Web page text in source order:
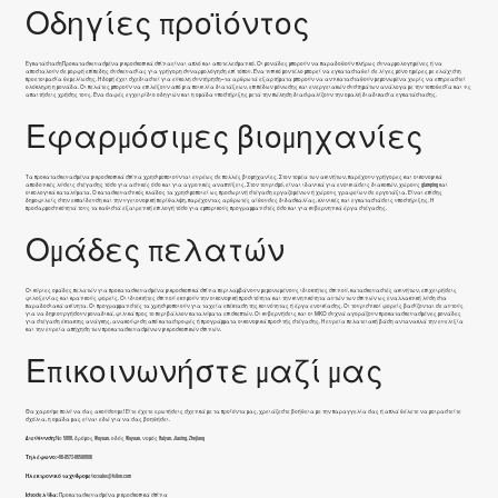
Οδηγίες προϊόντος
ΕγκατάστασηΠροκατασκευασμένα μικροσκοπικά σπίτιαείναι απλό και αποτελεσματικό. Οι μονάδες μπορούν να παραδοθούν πλήρως συναρμολογημένες ή να
αποσταλούν σε μορφή επίπεδης συσκευασίας για γρήγορη συναρμολόγηση επί τόπου. Ένα τυπικό μοντέλο μπορεί να εγκατασταθεί σε λίγες μόνο ημέρες με ελάχιστη
προετοιμασία θεμελίωσης. Η δομή έχει σχεδιαστεί για εύκολη συντήρηση—τα αρθρωτά εξαρτήματα μπορούν να αντικατασταθούν μεμονωμένα χωρίς να επηρεαστεί
ολόκληρη η μονάδα. Οι πελάτες μπορούν να επιλέξουν από μια ποικιλία διατάξεων, επιπέδων μόνωσης και ενεργειακών συστημάτων ανάλογα με την τοποθεσία και τις
απαιτήσεις χρήσης τους. Ένα σαφές εγχειρίδιο οδηγιών και η ομάδα υποστήριξης μετά την πώληση διασφαλίζουν την ομαλή διαδικασία εγκατάστασης.
Εφαρμόσιμες βιομηχανίες
Τα προκατασκευασμένα μικροσκοπικά σπίτια χρησιμοποιούνται ευρέως σε πολλές βιομηχανίες. Στον τομέα των ακινήτων, παρέχουν γρήγορες και οικονομικά
αποδοτικές λύσεις στέγασης τόσο για αστικές όσο και για αγροτικές αναπτύξεις. Στον τουρισμό, είναι ιδανικά για ενοικιάσεις διακοπών, χώρους glamping και
οικολογικά καταλύματα. Ο κατασκευαστικός κλάδος τα χρησιμοποιεί ως προσωρινή στέγαση εργαζομένων ή χώρους γραφείων σε εργοτάξια. Είναι επίσης
δημοφιλείς στην εκπαίδευση και την υγειονομική περίθαλψη, παρέχοντας αρθρωτές αίθουσες διδασκαλίας, κλινικές και εγκαταστάσεις υποστήριξης. Η
προσαρμοστικότητά τους τα καθιστά εξαιρετική επιλογή τόσο για εμπορικούς προγραμματιστές όσο και για κυβερνητικά έργα στέγασης.
Ομάδες πελατών
Οι κύριες ομάδες πελατών για προκατασκευασμένα μικροσκοπικά σπίτια περιλαμβάνουν μεμονωμένους ιδιοκτήτες σπιτιού, κατασκευαστές ακινήτων, επιχειρήσεις
φιλοξενίας και κρατικούς φορείς. Οι ιδιοκτήτες σπιτιού εκτιμούν την οικονομική προσιτότητα και την κινητικότητα αυτών των σπιτιών ως εναλλακτική λύση στα
παραδοσιακά ακίνητα. Οι προγραμματιστές τα χρησιμοποιούν για ταχεία επέκταση της κοινότητας ή έργα ενοικίασης. Οι τουριστικοί φορείς βασίζονται σε αυτούς
για να δημιουργήσουν μοναδικά, φιλικά προς το περιβάλλον καταλύματα επισκεπτών. Οι κυβερνήσεις και οι ΜΚΟ συχνά αγοράζουν προκατασκευασμένες μονάδες
για στέγαση έκτακτης ανάγκης, ανακούφιση από καταστροφές ή προγράμματα οικονομικά προσιτής στέγασης. Η ευρεία πελατειακή βάση αντανακλά την ευελιξία
και την ευρεία απήχηση των προκατασκευασμένων μικροσκοπικών σπιτιών.
Επικοινωνήστε μαζί μας
Θα χαρούμε πολύ να σας ακούσουμε! Είτε έχετε ερωτήσεις σχετικά με τα προϊόντα μας, χρειάζεστε βοήθεια με την παραγγελία σας ή απλά θέλετε να μοιραστείτε
σχόλια, η ομάδα μας είναι εδώ για να σας βοηθήσει.
Διεύθυνση:Νο 5888, δρόμος Wuyuan, οδός Wuyuan, νομός Haiyan, Jiaxing, Zhejiang
Τηλέφωνο:+86-0573-86598806
Ηλεκτρονικό ταχυδρομείο:sales@fsilon.com
Ιστοσελίδα: Προκατασκευασμένα μικροσκοπικά σπίτια